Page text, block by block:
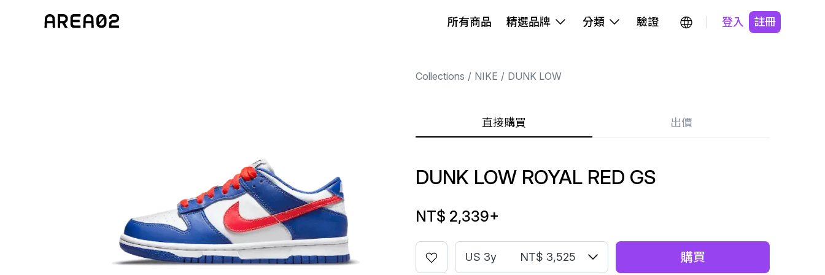
所有商品 精選品牌 分類 驗證 登入 註冊
Collections NIKE DUNK LOW
直接購買 出價
DUNK LOW ROYAL RED GS
NT$ 2,339+
US 3y NT$ 3,525 購買